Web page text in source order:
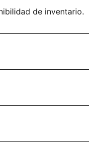
de inventario.